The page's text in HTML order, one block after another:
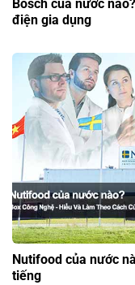
Bosch của nước
điện gia dụng
Nutifood của nước
tiếng